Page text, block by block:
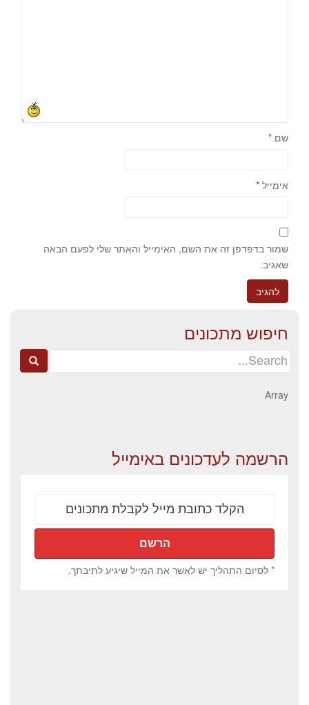
שם *
אימייל *
שמור בדפדפן זה את השם, האימייל והאתר שלי לפעם הבאה
שאגיב.
חיפוש מתכונים
Search
Array
הרשמה לעדכונים באימייל
* לסיום התהליך יש לאשר את המייל שיגיע לתיבתך.